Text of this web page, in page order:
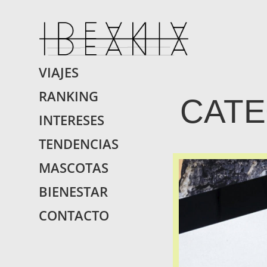
VIAJES
RANKING
INTERESES
TENDENCIAS
MASCOTAS
BIENESTAR
CONTACTO